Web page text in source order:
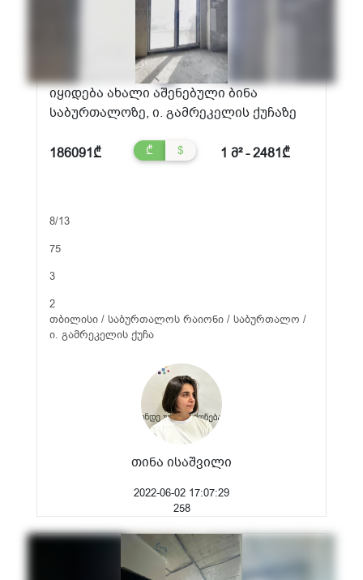
იყიდება ახალი აშენებული ბინა
საბურთალოზე, ი. გამრეკელის ქუჩაზე
186091₾ ₾ $ 1 მ² - 2481₾
8/13
75
3
2
თბილისი / საბურთალოს რაიონი / საბურთალო /
ი. გამრეკელის ქუჩა
თინა ისაშვილი
2022-06-02 17:07:29
258